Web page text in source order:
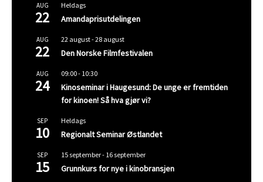
AUG
22
Heldags
Amandaprisutdelingen
AUG
22
22 august-28 august
Den Norske Filmfestivalen
AUG
24
09:00- 10:30
Kinoseminar i Haugesund: De unge er fremtiden
for kinoen! Så hva gjør vi?
SEP
10
Heldags
Regionalt Seminar Østlandet
SEP
15
15 september- 16 september
Grunnkurs for nye i kinobransjen